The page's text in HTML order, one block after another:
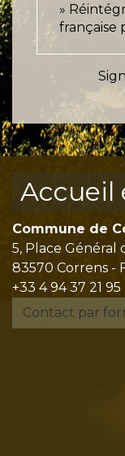
française
Accueil
Commune de
5, Place Général
83570 Correns -
+33 4 94 37 21 95
Contact par